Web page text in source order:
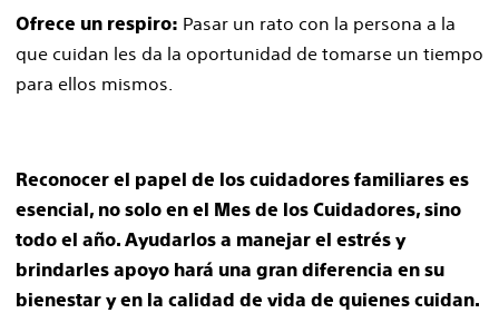
Ofrece un respiro: Pasar un rato con la persona a la
que cuidan les da la oportunidad de tomarse un tiempo
para ellos mismos.
Reconocer el papel de los cuidadores familiares es
esencial, no solo en el Mes de los Cuidadores, sino
todo el año. Ayudarlos a manejar el estrés y
brindarles apoyo hará una gran diferencia en su
bienestar y en la calidad de vida de quienes cuidan.